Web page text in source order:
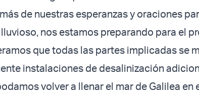
de nuestras esperanzas y oraciones
nos estamos preparando para el
que todas las partes implicadas se
instalaciones de desalinización
volver a llenar el mar de Galilea en